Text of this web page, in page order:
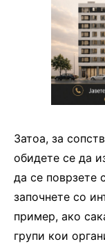
Затоа, за
обидете се да
да се поврзете
започнете со
пример, ако
групи кои